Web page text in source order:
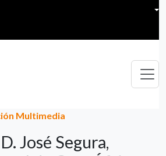
Multimedia
José Segura,